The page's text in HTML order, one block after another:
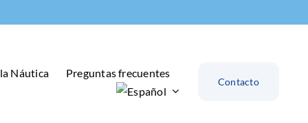
Náutica Preguntas frecuentes
Contacto